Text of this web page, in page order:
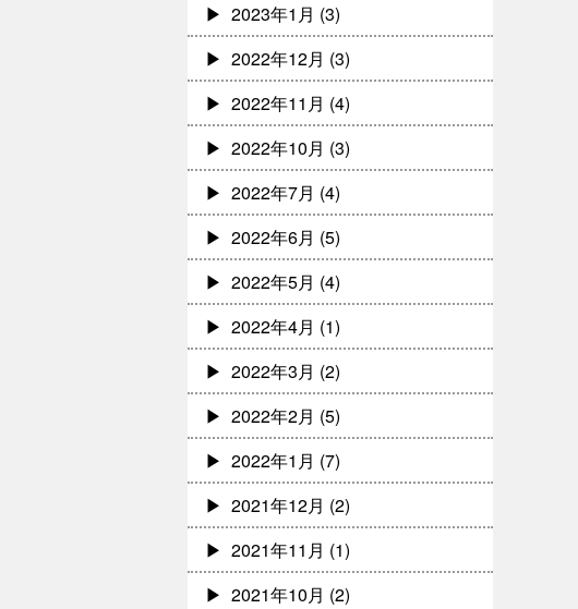
2023年1月 (3)
2022年12月 (3)
2022年11月 (4)
2022年10月 (3)
2022年7月 (4)
2022年6月 (5)
2022年5月 (4)
2022年4月 (1)
2022年3月 (2)
2022年2月 (5)
2022年1月 (7)
2021年12月 (2)
2021年11月 (1)
2021年10月 (2)